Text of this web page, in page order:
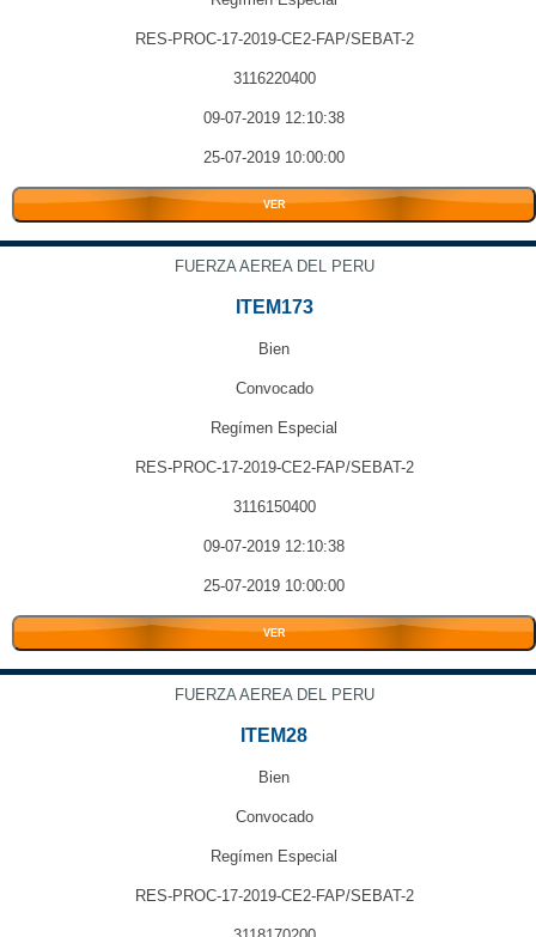
RES-PROC-17-2019-CE2-FAP/SEBAT-2
3116220400
09-07-2019 12:10:38
25-07-2019 10:00:00
VER
FUERZA AEREA DEL PERU
ITEM173
Bien
Convocado
Regímen Especial
RES-PROC-17-2019-CE2-FAP/SEBAT-2
3116150400
09-07-2019 12:10:38
25-07-2019 10:00:00
VER
FUERZA AEREA DEL PERU
ITEM28
Bien
Convocado
Regímen Especial
RES-PROC-17-2019-CE2-FAP/SEBAT-2